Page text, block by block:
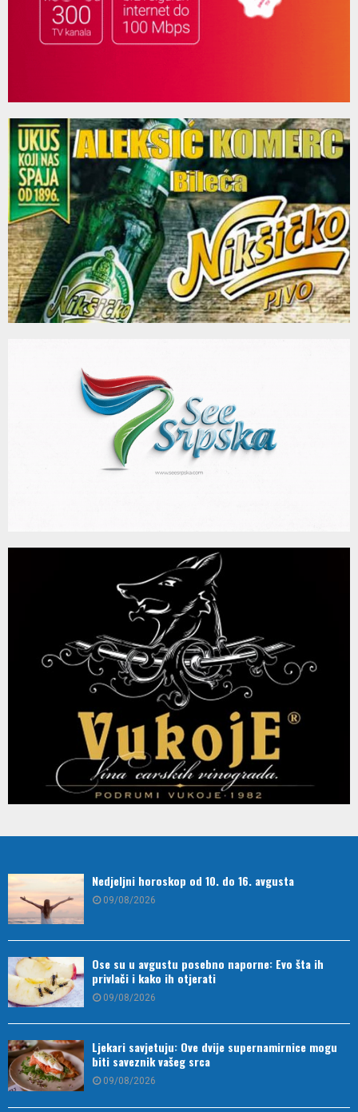
Nedjeljni horoskop od 10. do 16. avgusta
09/08/2026
Ose su u avgustu posebno naporne: Evo šta ih
privlači i kako ih otjerati
09/08/2026
Ljekari savjetuju: Ove dvije supernamirnice mogu
biti saveznik vašeg srca
09/08/2026